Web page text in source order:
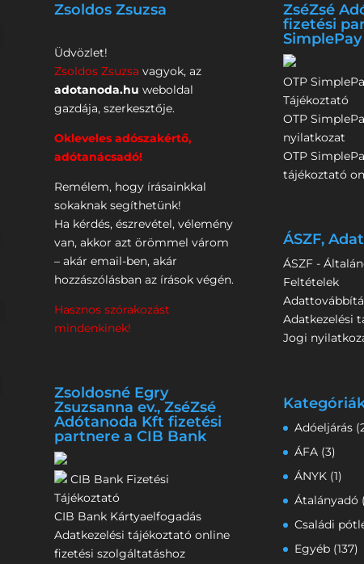
Zsoldos Zsuzsa
Üdvözlet!
Zsoldos Zsuzsa vagyok, az
adotanoda.hu weboldal
gazdája, szerkesztője.
Okleveles adószakértő,
adótanácsadó!
Remélem, hogy írásainkkal
sokaknak segíthetünk!
Ha kérdés, észrevétel, vélemény
van, akkor azt örömmel várom
– akár email-ben, akár
hozzászólásban az írások végén.
Hasznos szórakozást
mindenkinek!
Zsoldosné Egry
Zsuzsanna ev., ZséZsé
Adótanoda Kft fizetési
partnere a CIB Bank
CIB Bank Fizetési
Tájékoztató
CIB Bank Kártyaelfogadás
Adatkezelési tájékoztató online
fizetési szolgáltatáshoz
ZséZsé
fizetési
SimplePay
OTP
Tájékoztató
OTP
nyilatkozat
OTP
tájékoztató
ÁSZF,
ÁSZF -
Feltételek
Adatkezelési
Jogi
Adóeljárás
ÁFA (3)
ÁNYK (1)
Átalányadó
Családi
Egyéb (137)